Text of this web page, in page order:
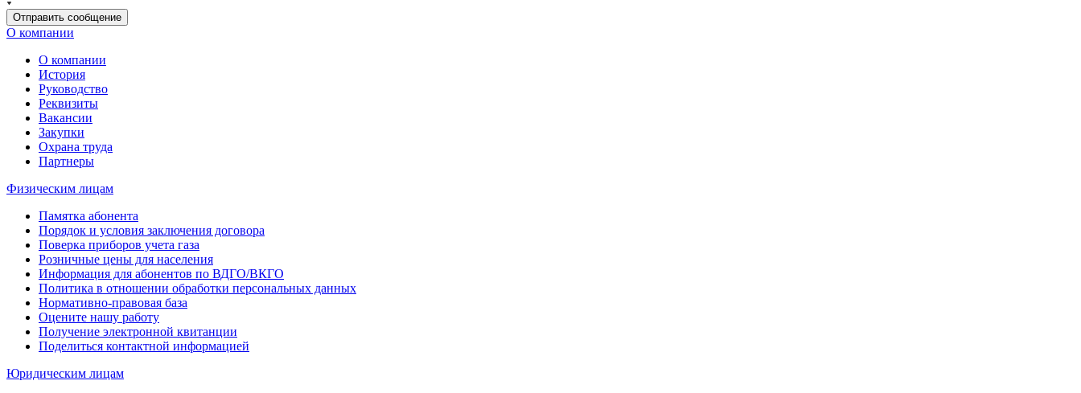
Отправить сообщение
О компании
О компании
История
Руководство
Реквизиты
Вакансии
Закупки
Охрана труда
Партнеры
Физическим лицам
Памятка абонента
Порядок и условия заключения договора
Поверка приборов учета газа
Розничные цены для населения
Информация для абонентов по ВДГО/ВКГО
Политика в отношении обработки персональных данных
Нормативно-правовая база
Оцените нашу работу
Получение электронной квитанции
Поделиться контактной информацией
Юридическим лицам